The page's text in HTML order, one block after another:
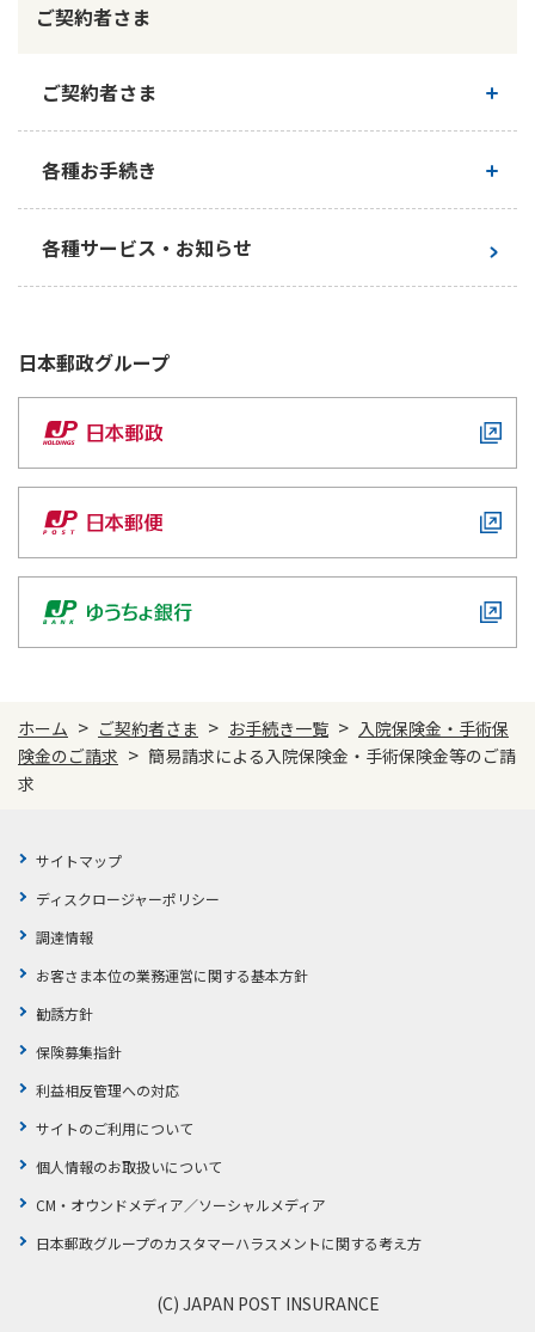
新規登録
かんぽプラチナライフサービス
ご契約のしおり・約款（Web約款）
保険用語集
お問い合わせ
保険かんたん診断
ご契約手続きの流れ
保険用語集
お問い合わせ
お問い合わせ先
医療
子育て
ライフプラン
健康情報
かんぽアプリ～かんぽの健康と安心を手のひらに～
すこやか健康ラボ
ラジオ体操・みんなの体操
ラジオ体操ポータルサイト
経営理念・経営戦略
財務情報
株主・投資家のみなさまへ
日本郵政グループとしての取り組み
採用情報
CM・オウンドメディア／ソーシャルメディア
かんぽブランド
採用情報
ご契約者さま
ご契約者さま
ご契約内容の確認
各種お手続き
お手続き一覧
各種サービス・お知らせ
日本郵政グループ
ホーム > ご契約者さま > お手続き一覧 > 入院保険金・手術保
険金のご請求 > 簡易請求による入院保険金・手術保険金等のご請
求
サイトマップ
ディスクロージャーポリシー
調達情報
お客さま本位の業務運営に関する基本方針
勧誘方針
保険募集指針
利益相反管理への対応
サイトのご利用について
個人情報のお取扱いについて
CM・オウンドメディア／ソーシャルメディア
日本郵政グループのカスタマーハラスメントに関する考え方
(C) JAPAN POST INSURANCE